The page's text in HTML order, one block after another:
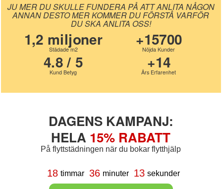
JU MER DU SKULLE FUNDERA PÅ ATT ANLITA NÅGON
ANNAN DESTO MER KOMMER DU FÖRSTÅ VARFÖR
DU SKA ANLITA OSS!
1,2 miljoner
Städade m2
+15700
Nöjda Kunder
4.8 / 5
Kund Betyg
+14
Års Erfarenhet
DAGENS KAMPANJ:
HELA 15% RABATT
På flyttstädningen när du bokar flytthjälp
18 timmar 36 minuter 12 sekunder